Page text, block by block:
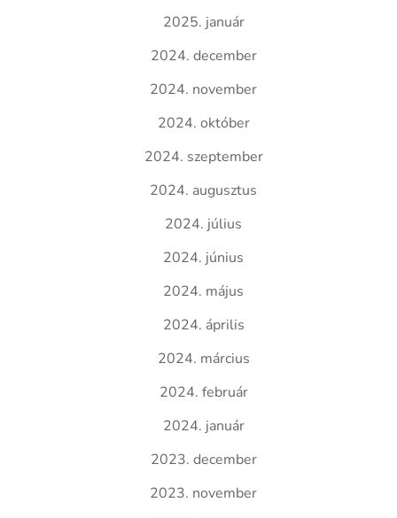
2025. január
2024. december
2024. november
2024. október
2024. szeptember
2024. augusztus
2024. július
2024. június
2024. május
2024. április
2024. március
2024. február
2024. január
2023. december
2023. november